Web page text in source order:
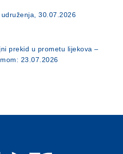
30.07.2026
prekid u prometu lijekova –
23.07.2026